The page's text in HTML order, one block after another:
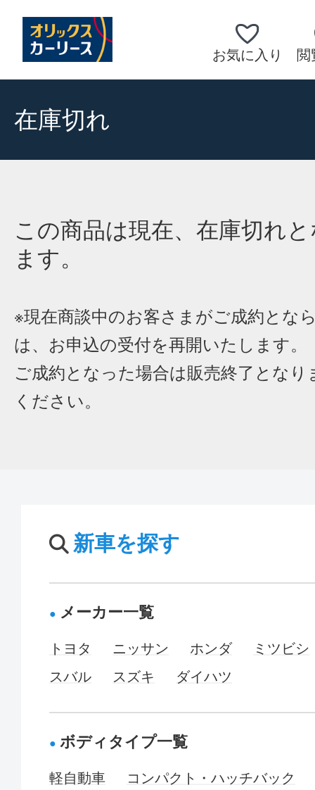
お気に入り 閲
在庫切れ
この商品は現在、在庫切れ
ます。
※現在商談中のお客さまがご成約とな
は、お申込の受付を再開いたします。
ご成約となった場合は販売終了となり
ください。
新車を探す
メーカー一覧
トヨタ ニッサン ホンダ
ミツビシ
スバル
スズキ ダイハツ
ボディタイプ一覧
軽自動車
コンパクト・ハッチバック